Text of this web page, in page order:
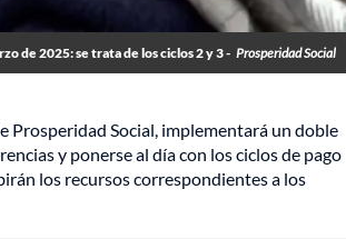
de 2025: se trata de los ciclos 2 y 3 - Prosperidad Social
Prosperidad Social, implementará un doble
y ponerse al día con los ciclos de pago
los recursos correspondientes a los